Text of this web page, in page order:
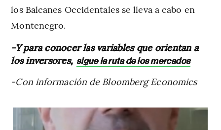
los Balcanes Occidentales se lleva a cabo en
Montenegro.
-Y para conocer las variables que orientan a
los inversores, sigue la ruta de los mercados
-Con información de Bloomberg Economics